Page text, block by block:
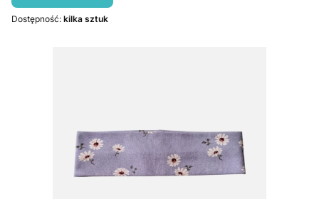
Dostępność: kilka sztuk